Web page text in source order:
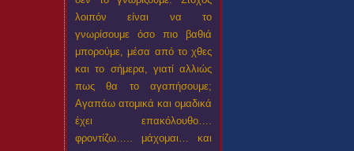
λοιπόν είναι να το
γνωρίσουμε όσο πιο βαθιά
μπορούμε, μέσα από το χθες
και το σήμερα, γιατί αλλιώς
πως θα το αγαπήσουμε;
Αγαπάω ατομικά και ομαδικά
έχει επακόλουθο….
φροντίζω….. μάχομαι… και